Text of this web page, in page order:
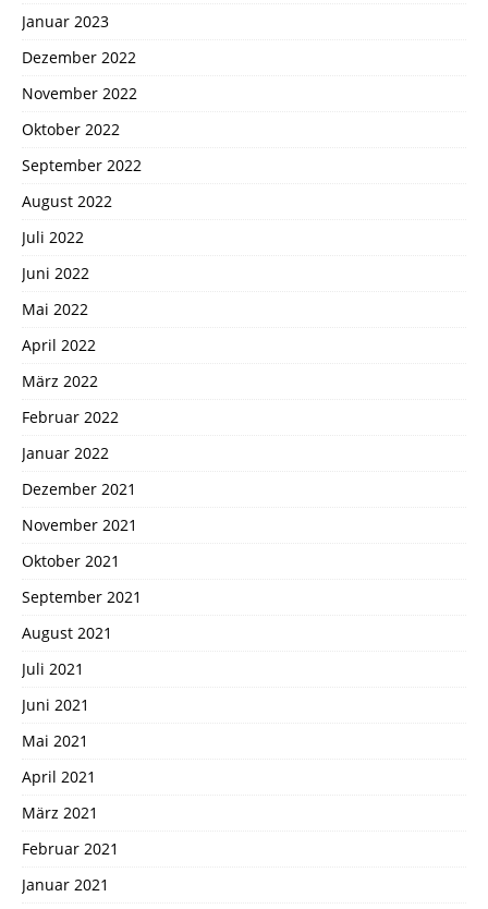
Januar 2023
Dezember 2022
November 2022
Oktober 2022
September 2022
August 2022
Juli 2022
Juni 2022
Mai 2022
April 2022
März 2022
Februar 2022
Januar 2022
Dezember 2021
November 2021
Oktober 2021
September 2021
August 2021
Juli 2021
Juni 2021
Mai 2021
April 2021
März 2021
Februar 2021
Januar 2021